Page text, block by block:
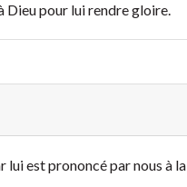
Dieu pour lui rendre gloire.
lui est prononcé par nous à la